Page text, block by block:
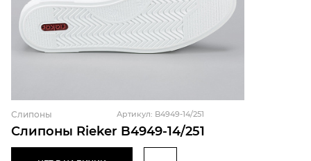
Слипоны Rieker B4949-14/251
Слипоны Артикул: B4949-14/251